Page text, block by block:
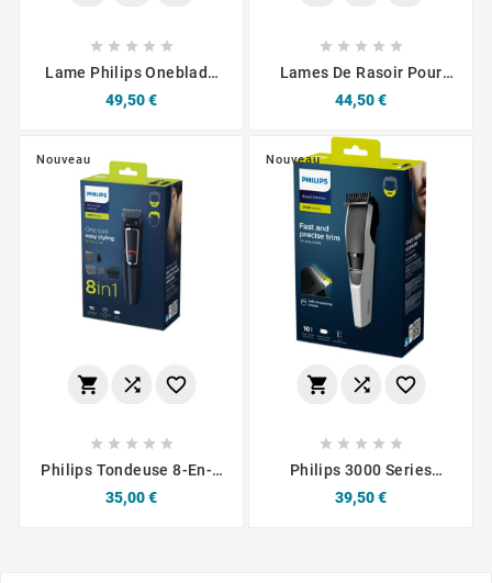
    
Lame Philips Oneblade
Réglable 5 En 1
Prix
49,50 €
    
Lames De Rasoir Pour
PHILIPS
Prix
44,50 €
Nouveau
  
    
Philips Tondeuse 8-En-1
Prix
35,00 €
Nouveau
  
    
Philips 3000 Series
Tondeuse À Barbe
Prix
39,50 €